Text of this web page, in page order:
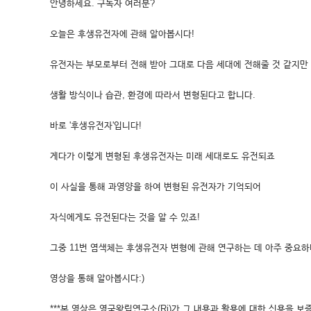
안녕하세요. 구독자 여러분?
오늘은 후생유전자에 관해 알아봅시다!
유전자는 부모로부터 전해 받아 그대로 다음 세대에 전해줄 것 같지만
생활 방식이나 습관, 환경에 따라서 변형된다고 합니다.
바로 '후생유전자'입니다!
게다가 이렇게 변형된 후생유전자는 미래 세대로도 유전되죠
이 사실을 통해 과영양을 하여 변형된 유전자가 기억되어
자식에게도 유전된다는 것을 알 수 있죠!
그중 11번 염색체는 후생유전자 변형에 관해 연구하는 데 아주 중요
영상을 통해 알아봅시다:)
***본 영상은 영국왕립연구소(Ri)가 그 내용과 활용에 대한 신용을 보